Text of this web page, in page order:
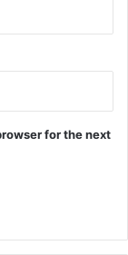
for the next